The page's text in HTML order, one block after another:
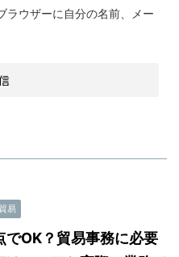
ラウザーに自分の名前、メー
貿易
OK？貿易事務に必要